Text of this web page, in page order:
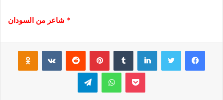
* شاعر من السودان
فيسبوك لينكدإن بينتيريست
بوكيت واتساب تيلقرام